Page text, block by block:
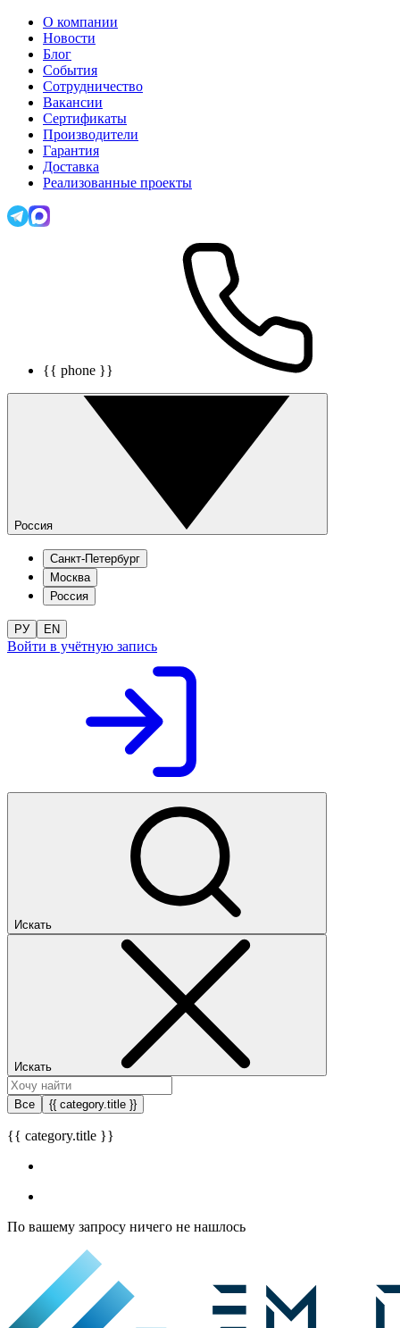
О компании
Новости
Блог
События
Сотрудничество
Вакансии
Сертификаты
Производители
Гарантия
Доставка
Реализованные проекты
{{ phone }}
Россия
Санкт-Петербург
Москва
Россия
РУ EN
Войти в учётную запись
Искать
Искать
Все {{ category.title }}
{{ category.title }}
По вашему запросу ничего не нашлось